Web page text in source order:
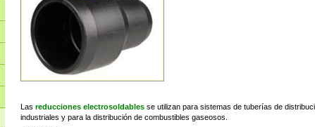
Las reducciones electrosoldablesse utilizan para sistemas de tuberías de
industriales y para la distribución de combustibles gaseosos.